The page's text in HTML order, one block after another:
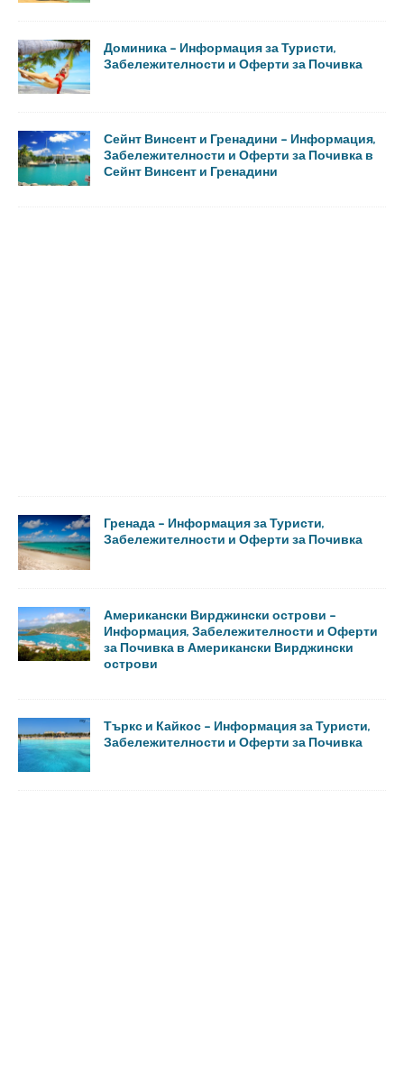
Доминика – Информация за Туристи,
Забележителности и Оферти за Почивка
Сейнт Винсент и Гренадини – Информация,
Забележителности и Оферти за Почивка в
Сейнт Винсент и Гренадини
Гренада – Информация за Туристи,
Забележителности и Оферти за Почивка
Американски Вирджински острови –
Информация, Забележителности и Оферти
за Почивка в Американски Вирджински
острови
Търкс и Кайкос – Информация за Туристи,
Забележителности и Оферти за Почивка